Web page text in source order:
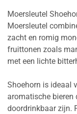
Moersleutel
Moersleutel
zacht en romig
fruittonen zoals
met een lichte
Shoehorn is ideaal
aromatische bieren
doordrinkbaar zijn.